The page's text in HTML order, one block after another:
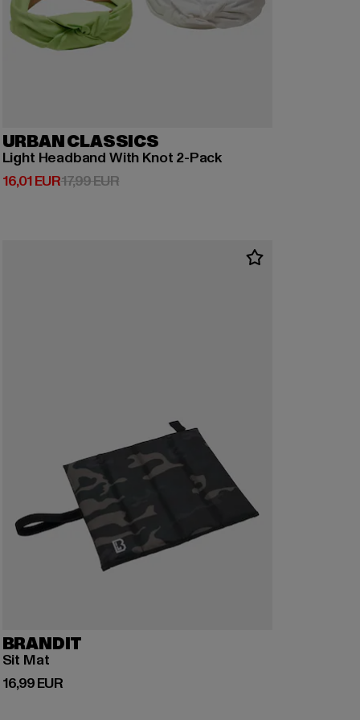
URBAN CLASSICS
Light Headband With Knot 2-Pack
16,01 EUR
Derzeitiger Preis: 16,01 EUR
17,99 EURAktionspreis: 17,99 EUR
BRANDIT
Sit Mat
16,99 EUR
Derzeitiger Preis: 16,99 EUR